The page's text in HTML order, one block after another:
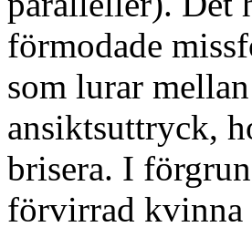
förmodade
som lurar
ansiktsuttryck,
brisera. I
förvirrad kvinna